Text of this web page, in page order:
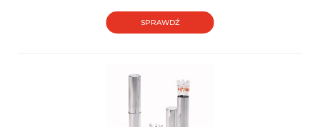
SPRAWDŹ